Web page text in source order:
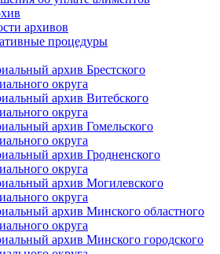
архивов
процедуры
архив Брестского
округа
архив Витебского
округа
архив Гомельского
округа
архив Гродненского
округа
архив Могилевского
округа
архив Минского областного
округа
архив Минского городского